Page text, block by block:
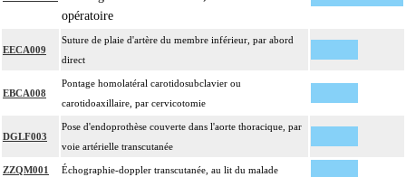
Par remplacement d'un vaisseau ou d'une structure vasculaire, on entend :
résection d'un axe ou d'une structure vasculaire avec reconstruction par greffe
ou prothèse.
4
Par thoracotomie, on entend : tout abord de la cavité thoracique - sternotomie,
thoracotomie latérale, thoracotomie postérieure.
La circulation extracorporelle [CEC] pour acte intrathoracique inclut, pour le
chirurgien, l'installation, la conduite de la circulation extracorporelle, et son
ablation. Elle inclut les responsabilités suivantes :
opératoire
EECA009
Suture de plaie d'artère du membre inférieur, par abord
direct
EBCA008
Pontage homolatéral carotidosubclavier ou
carotidoaxillaire, par cervicotomie
DGLF003
Pose d'endoprothèse couverte dans l'aorte thoracique, par
voie artérielle transcutanée
ZZQM001 Échographie-doppler transcutanée, au lit du malade